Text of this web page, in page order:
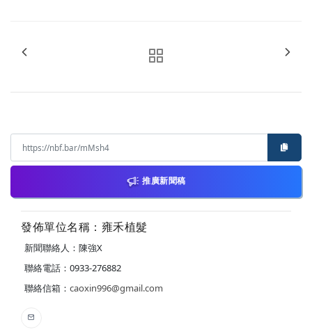
推廣新聞稿
發佈單位名稱：雍禾植髮
新聞聯絡人：陳強X
聯絡電話：0933-276882
聯絡信箱： caoxin996@gmail.com